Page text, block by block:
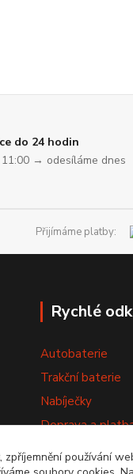
do 24 hodin
11:00 → odesíláme dnes
Přijímáme platby:
Rychlé
Autobaterie
Trakční baterie
Nabíječky
Doprava a
Výměna baterie
zpříjemnění používání